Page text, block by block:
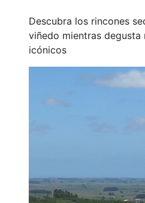
Descubra los rincones
viñedo mientras degusta
icónicos